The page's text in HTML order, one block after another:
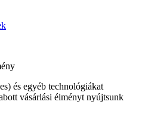
és egyéb technológiákat
vásárlási élményt nyújtsunk